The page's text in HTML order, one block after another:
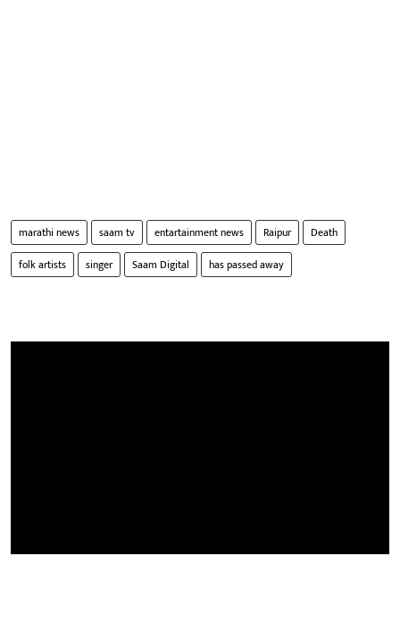
marathi news saam tv entartainment news Raipur
Death
folk artists
singer Saam Digital has passed away